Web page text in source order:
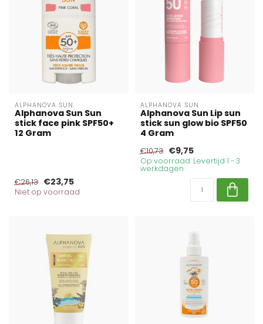
ALPHANOVA SUN
Alphanova Sun Sun
stick face pink SPF50+
12 Gram
€26,13 €23,75
Niet op voorraad
ALPHANOVA SUN
Alphanova Sun Lip sun
stick sun glow bio SPF50
4 Gram
€10,73 €9,75
Op voorraad. Levertijd 1 - 3
werkdagen